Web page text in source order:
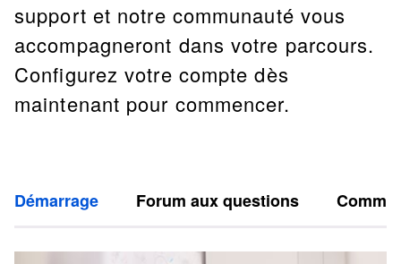
support et notre communauté vous
accompagneront dans votre parcours.
Configurez votre compte dès
maintenant pour commencer.
Démarrage Forum aux questions